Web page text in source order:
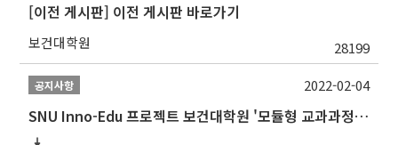
[이전 게시판] 이전 게시판 바로가기
보건대학원 28199
공지사항
SNU Inno-Edu 프로젝트 보건대학원 '모듈형 교과과정' 안내(revised 2022/2/28)
2022-02-04